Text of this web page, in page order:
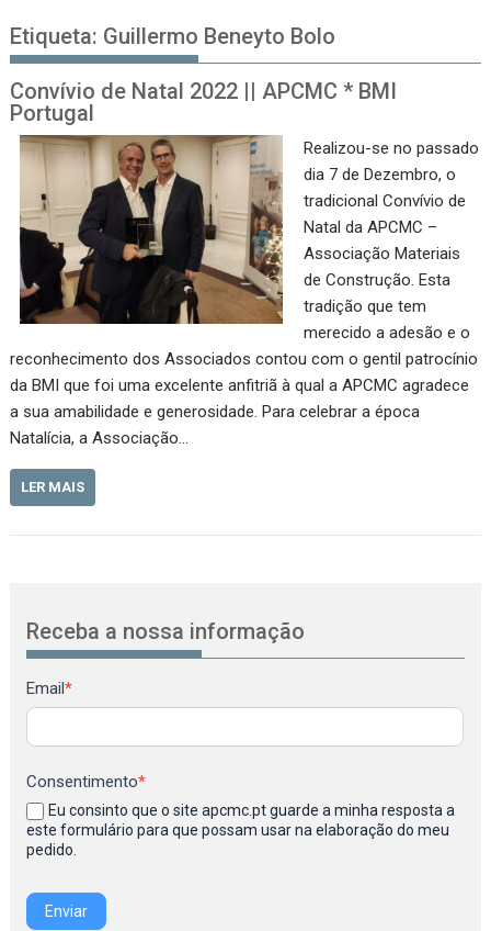
Etiqueta: Guillermo Beneyto Bolo
Convívio de Natal 2022 || APCMC * BMI
Portugal
Realizou-se no passado
dia 7 de Dezembro, o
tradicional Convívio de
Natal da APCMC –
Associação Materiais
de Construção. Esta
tradição que tem
merecido a adesão e o
reconhecimento dos Associados contou com o gentil patrocínio
da BMI que foi uma excelente anfitriã à qual a APCMC agradece
a sua amabilidade e generosidade. Para celebrar a época
Natalícia, a Associação…
LER MAIS
Receba a nossa informação
Newsletter
Email*
Consentimento*
Eu consinto que o site apcmc.pt guarde a minha resposta a
este formulário para que possam usar na elaboração do meu
pedido.
Enviar